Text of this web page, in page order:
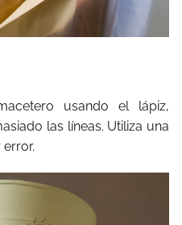
usando el lápiz,
las líneas. Utiliza una